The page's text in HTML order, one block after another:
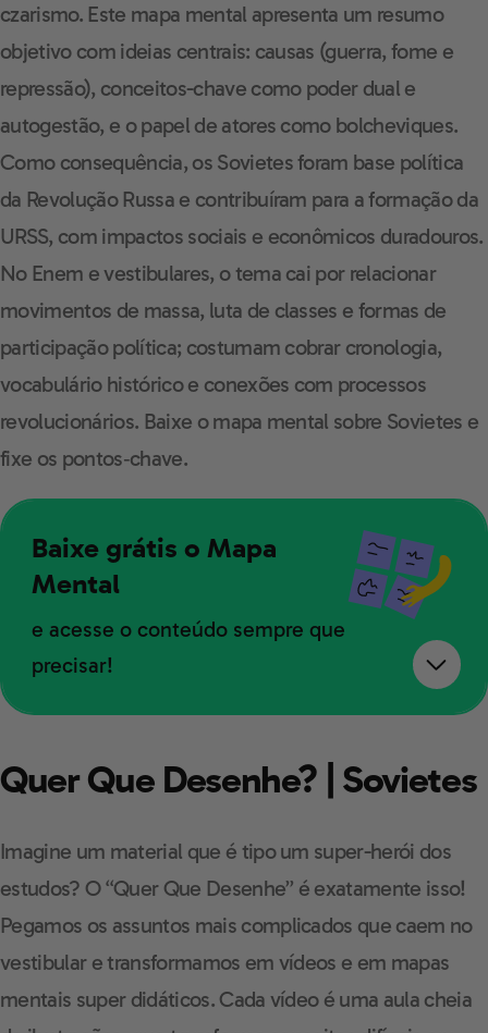
czarismo. Este mapa mental apresenta um resumo
objetivo com ideias centrais: causas (guerra, fome e
repressão), conceitos-chave como poder dual e
autogestão, e o papel de atores como bolcheviques.
Como consequência, os Sovietes foram base política
da Revolução Russa e contribuíram para a formação da
URSS, com impactos sociais e econômicos duradouros.
No Enem e vestibulares, o tema cai por relacionar
movimentos de massa, luta de classes e formas de
participação política; costumam cobrar cronologia,
vocabulário histórico e conexões com processos
revolucionários. Baixe o mapa mental sobre Sovietes e
fixe os pontos‑chave.
Baixe grátis o Mapa
Mental
e acesse o conteúdo sempre que
precisar!
Quer Que Desenhe? | Sovietes
Imagine um material que é tipo um super-herói dos
estudos? O “Quer Que Desenhe” é exatamente isso!
Pegamos os assuntos mais complicados que caem no
vestibular e transformamos em vídeos e em mapas
mentais super didáticos. Cada vídeo é uma aula cheia